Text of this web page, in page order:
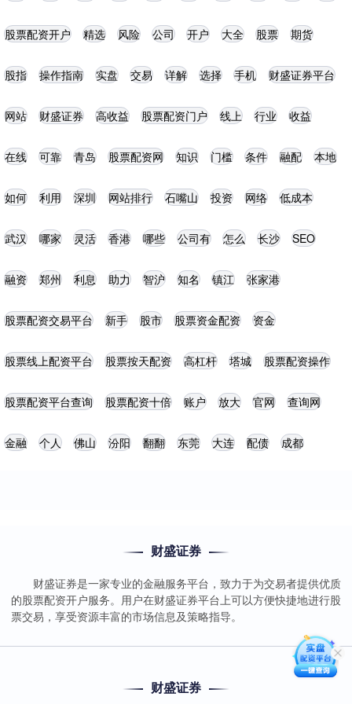
股票配资开户 精选 风险 公司 开户 大全 股票 期货
股指 操作指南 实盘 交易 详解 选择 手机 财盛证券平台
网站 财盛证券 高收益 股票配资门户 线上 行业 收益
在线 可靠 青岛 股票配资网 知识 门槛 条件 融配 本地
如何 利用 深圳 网站排行 石嘴山 投资 网络 低成本
武汉 哪家 灵活 香港 哪些 公司有 怎么 长沙 SEO
融资 郑州 利息 助力 智沪 知名 镇江 张家港
股票配资交易平台 新手 股市 股票资金配资 资金
股票线上配资平台 股票按天配资 高杠杆 塔城 股票配资操作
股票配资平台查询 股票配资十倍 账户 放大 官网 查询网
金融 个人 佛山 汾阳 翻翻 东莞 大连 配债 成都
财盛证券
财盛证券是一家专业的金融服务平台，致力于为交易者提供优质
的股票配资开户服务。用户在财盛证券平台上可以方便快捷地进行股
票交易，享受资源丰富的市场信息及策略指导。
财盛证券